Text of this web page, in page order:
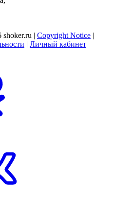
| Copyright Notice |
| Личный кабинет